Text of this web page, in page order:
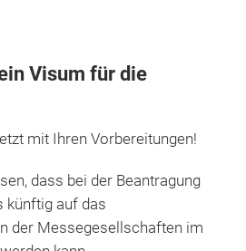
Visum für die
mit Ihren Vorbereitungen!
dass bei der Beantragung
künftig auf das
der Messegesellschaften im